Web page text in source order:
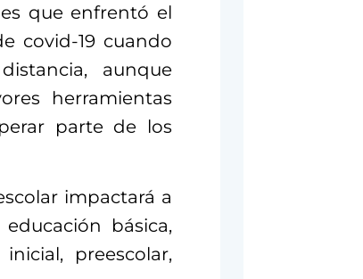
que enfrentó el
covid-19 cuando
aunque
herramientas
parte de los
impactará a
básica,
preescolar,